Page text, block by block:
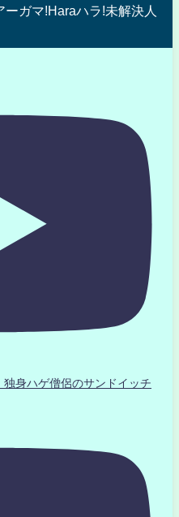
ガマ!Haraハラ!未解決人
身ハゲ僧侶のサンドイッチ